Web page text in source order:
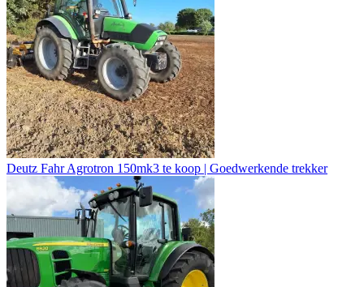
Deutz Fahr Agrotron 150mk3 te koop | Goedwerkende trekker